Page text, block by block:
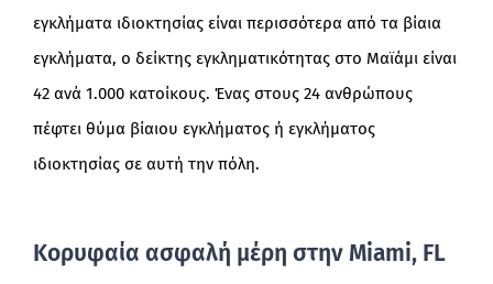
εγκλήματα ιδιοκτησίας είναι περισσότερα από τα βίαια
εγκλήματα, ο δείκτης εγκληματικότητας στο Μαϊάμι είναι
42 ανά 1.000 κατοίκους. Ένας στους 24 ανθρώπους
πέφτει θύμα βίαιου εγκλήματος ή εγκλήματος
ιδιοκτησίας σε αυτή την πόλη.
Κορυφαία ασφαλή μέρη στην Miami, FL